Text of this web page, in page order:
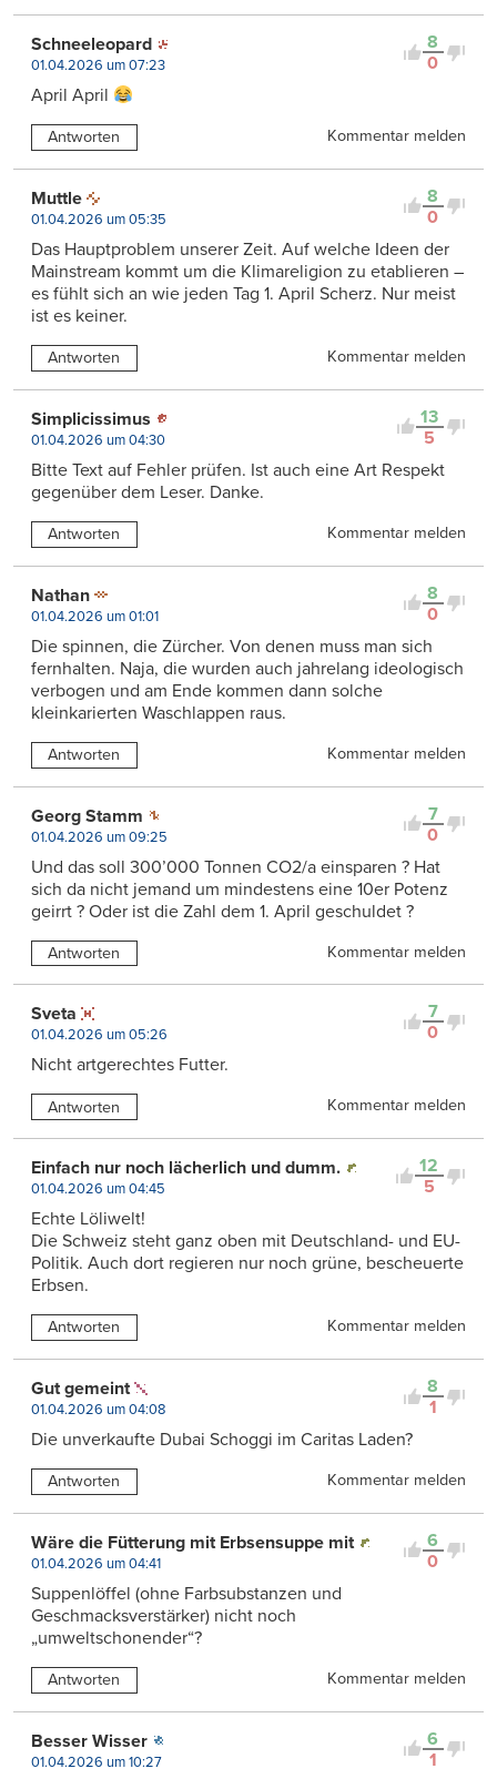
8
0
Schneeleopard
01.04.2026 um 07:23
April April
Antworten Kommentar melden
8
0
Muttle
01.04.2026 um 05:35
Das Hauptproblem unserer Zeit. Auf welche Ideen der
Mainstream kommt um die Klimareligion zu etablieren –
es fühlt sich an wie jeden Tag 1. April Scherz. Nur meist
ist es keiner.
Antworten Kommentar melden
13
5
Simplicissimus
01.04.2026 um 04:30
Bitte Text auf Fehler prüfen. Ist auch eine Art Respekt
gegenüber dem Leser. Danke.
Antworten Kommentar melden
8
0
Nathan
01.04.2026 um 01:01
Die spinnen, die Zürcher. Von denen muss man sich
fernhalten. Naja, die wurden auch jahrelang ideologisch
verbogen und am Ende kommen dann solche
kleinkarierten Waschlappen raus.
Antworten Kommentar melden
7
0
Georg Stamm
01.04.2026 um 09:25
Und das soll 300’000 Tonnen CO2/a einsparen ? Hat
sich da nicht jemand um mindestens eine 10er Potenz
geirrt ? Oder ist die Zahl dem 1. April geschuldet ?
Antworten Kommentar melden
7
0
Sveta
01.04.2026 um 05:26
Nicht artgerechtes Futter.
Antworten Kommentar melden
12
5
Einfach nur noch lächerlich und dumm.
01.04.2026 um 04:45
Echte Löliwelt!
Die Schweiz steht ganz oben mit Deutschland- und EU-
Politik. Auch dort regieren nur noch grüne, bescheuerte
Erbsen.
Antworten Kommentar melden
8
1
Gut gemeint
01.04.2026 um 04:08
Die unverkaufte Dubai Schoggi im Caritas Laden?
Antworten Kommentar melden
6
0
Wäre die Fütterung mit Erbsensuppe mit
01.04.2026 um 04:41
Suppenlöffel (ohne Farbsubstanzen und
Geschmacksverstärker) nicht noch
„umweltschonender“?
Antworten Kommentar melden
6
1
Besser Wisser
01.04.2026 um 10:27